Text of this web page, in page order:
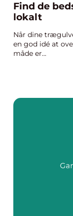
Find de
lokalt
Når dine
en god idé at
måde er...